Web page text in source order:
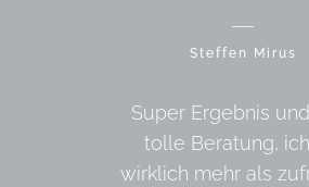
Steffen Mirus
Super Ergebnis
tolle Beratung,
wirklich mehr als